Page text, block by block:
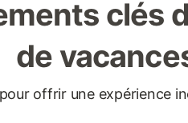
clés
de
offrir une expérience